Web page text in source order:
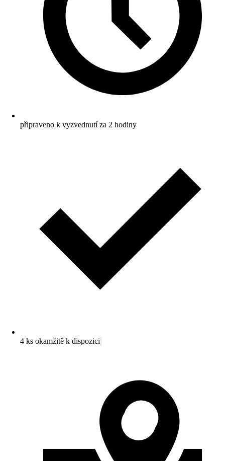
připraveno k vyzvednutí za 2 hodiny
4 ks okamžitě k dispozici